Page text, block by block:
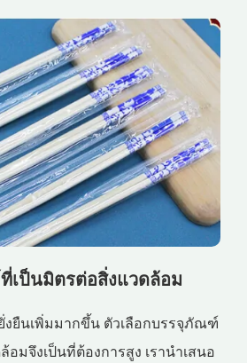
ป็นมิตรต่อสิ่งแวดล้อม
งยืนเพิ่มมากขึ้น ตัวเลือกบรรจุภัณฑ์
มจึงเป็นที่ต้องการสูง เรานำเสนอ